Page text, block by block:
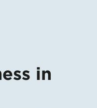
in